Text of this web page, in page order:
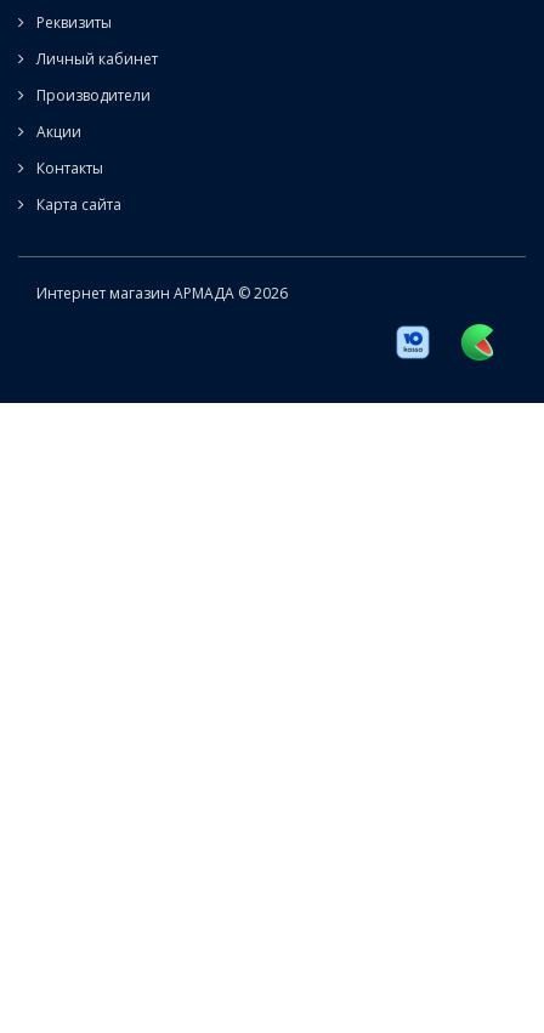
Реквизиты
Личный кабинет
Производители
Акции
Контакты
Карта сайта
Интернет магазин АРМАДА © 2026